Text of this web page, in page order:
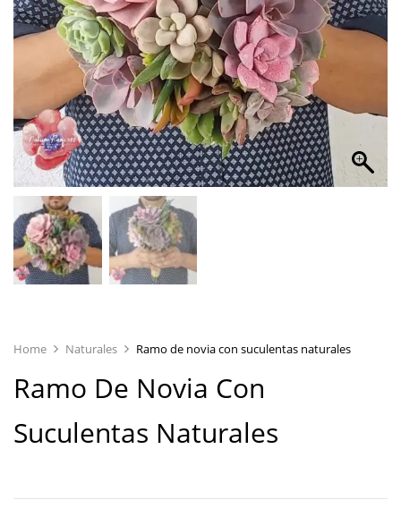
Home Naturales Ramo de novia con suculentas naturales
Ramo De Novia Con
Suculentas Naturales